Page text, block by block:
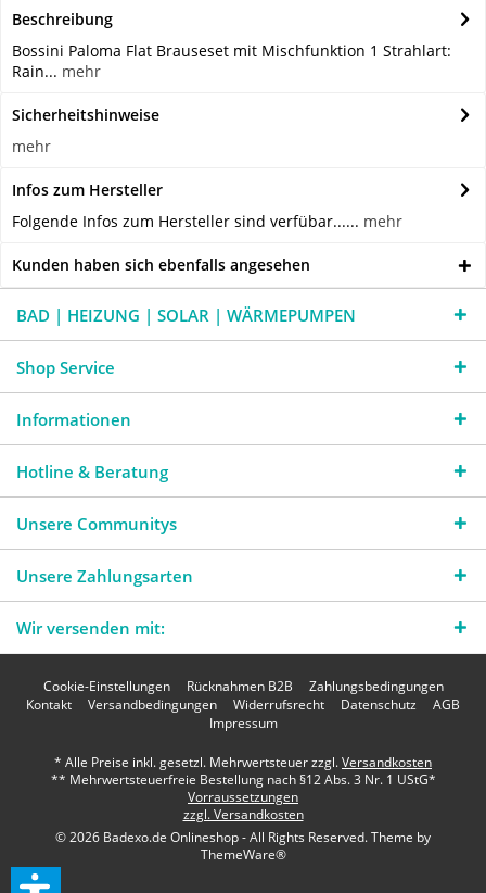
Beschreibung
Bossini Paloma Flat Brauseset mit Mischfunktion 1 Strahlart:
Rain... mehr
Sicherheitshinweise
mehr
Infos zum Hersteller
Folgende Infos zum Hersteller sind verfübar...... mehr
Kunden haben sich ebenfalls angesehen
BAD | HEIZUNG | SOLAR | WÄRMEPUMPEN
Shop Service
Informationen
Hotline & Beratung
Unsere Communitys
Unsere Zahlungsarten
Wir versenden mit:
Cookie-Einstellungen Rücknahmen B2B
Zahlungsbedingungen
Kontakt
Versandbedingungen Widerrufsrecht Datenschutz
AGB
Impressum
* Alle Preise inkl. gesetzl. Mehrwertsteuer zzgl.Versandkosten
** Mehrwertsteuerfreie Bestellung nach §12 Abs. 3 Nr. 1 UStG*
Vorraussetzungen
zzgl. Versandkosten
© 2026 Badexo.de Onlineshop - All Rights Reserved. Theme by
ThemeWare®